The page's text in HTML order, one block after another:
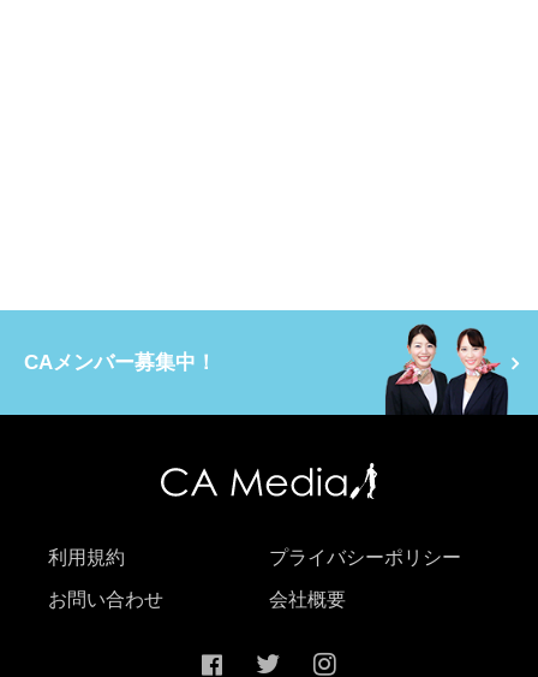
CAメンバー募集中！
利用規約 プライバシーポリシー
お問い合わせ 会社概要